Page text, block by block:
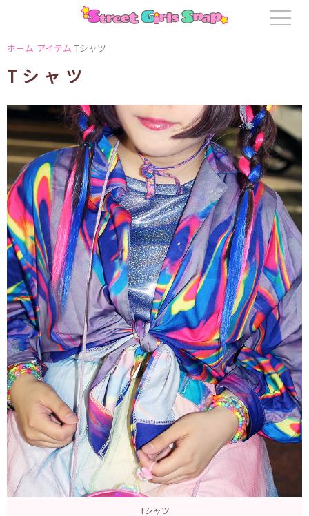
ホーム アイテム Tシャツ
Tシャツ
Tシャツ